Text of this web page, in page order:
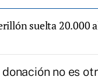
suelta 20.000
no es